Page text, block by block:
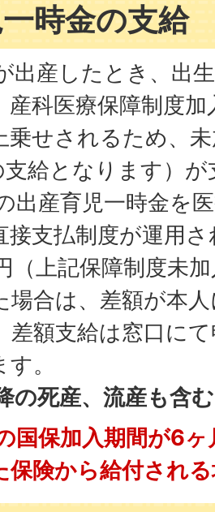
時金の支給
出産したとき、出
産科医療保障制度
乗せされるため、
給となります）
出産育児一時金を
接支払制度が運用
（上記保障制度未
場合は、差額が本
差額支給は窓口に
。
の死産、流産も含む
国保加入期間が6
保険から給付され